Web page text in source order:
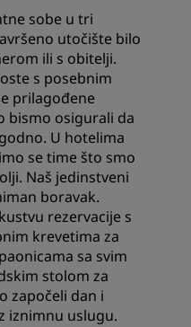
sobe u tri
utočište bilo
ili s obitelji.
s posebnim
prilagođene
bismo osigurali da
U hotelima
se time što smo
Naš jedinstveni
boravak.
rezervacije s
krevetima za
sa svim
stolom za
započeli dan i
iznimnu uslugu.